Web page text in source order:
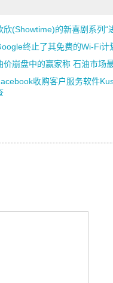
欣(Showtime)的新喜剧系列“
终止了其免费的Wi-Fi计
价崩盘中的赢家称 石油市场
收购客户服务软件